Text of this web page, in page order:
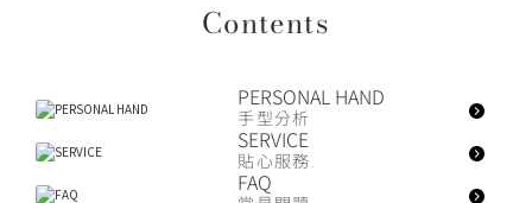
Contents
PERSONAL HAND
手型分析
SERVICE
貼心服務
FAQ